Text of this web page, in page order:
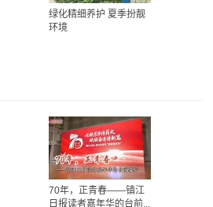
绿化精细养护 夏季扮靓
环境
70年，正青春——镇江
日报读者嘉年华的台前...